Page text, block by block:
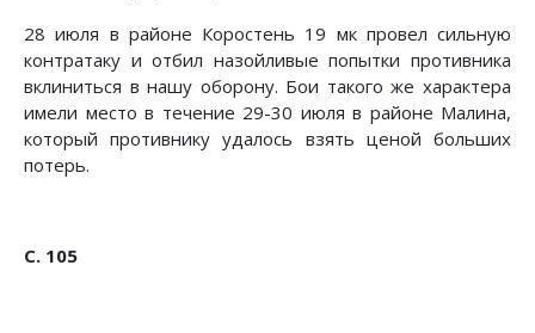
28 июля в районе Коростень 19 мк провел сильную
контр­атаку и отбил назойливые попытки противника
вклиниться в нашу оборону. Бои такого же характера
имели место в те­чение 29-30 июля в районе Малина,
который противнику удалось взять ценой больших
потерь.
С. 105